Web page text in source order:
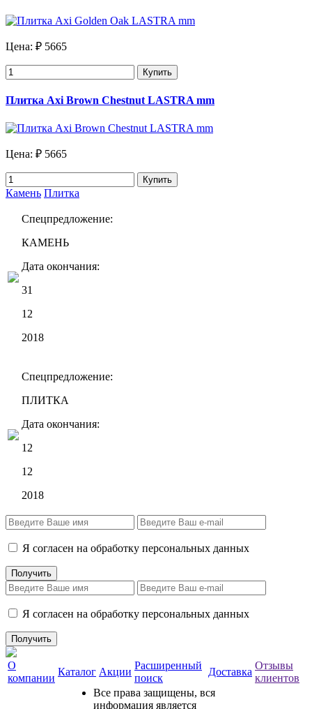
Цена: ₽ 5665
Купить
Плитка Axi Brown Chestnut LASTRA mm
Цена: ₽ 5665
Купить
Камень Плитка
Спецпредложение:
КАМЕНЬ
Дата окончания:
31
12
2018
Спецпредложение:
ПЛИТКА
Дата окончания:
12
12
2018
Я согласен на обработку персональных данных
Я согласен на обработку персональных данных
О
компании
Каталог Акции
Расширенный
поиск
Доставка
Отзывы
клиентов
Все права защищены, вся
информация является